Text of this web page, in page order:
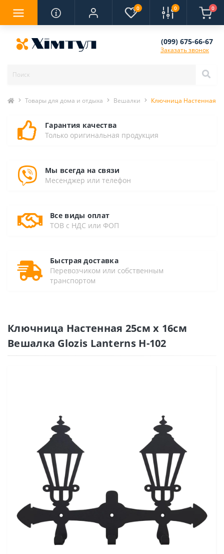
0 0 0
(099) 675-66-67
Заказать звонок
Товары для дома и отдыха Вешалки Ключница Настенная
Гарантия качества
Только оригинальная продукция
Мы всегда на связи
Месенджер или телефон
Все виды оплат
ТОВ с НДС или ФОП
Быстрая доставка
Перевозчиком или собственным
транспортом
Ключница Настенная 25см х 16см
Вешалка Glozis Lanterns H-102